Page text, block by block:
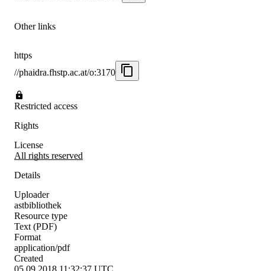
Other links
https
//phaidra.fhstp.ac.at/o:3170
Restricted access
Rights
License
All rights reserved
Details
Uploader
astbibliothek
Resource type
Text (PDF)
Format
application/pdf
Created
05.09.2018 11:32:37 UTC